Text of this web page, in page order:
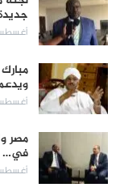
أغسطس 9,
أغسطس 9,
مصر
في…
أغسطس 9,